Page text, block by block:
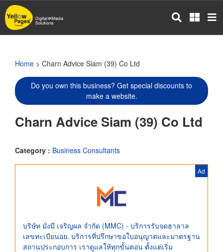
Skip
to
main
Home > Charn Advice Siam (39) Co Ltd
Do you own this business? Get special discounts to
make a website.
Charn Advice Siam (39) Co Ltd
Category : Business Consultants
Ad
บริษัท มั่งมี เจริญผล จำกัด (MMC) - บริการรับจดฮาลาล
เลขทะเบียนอย. บริการที่ปรึกษาขอใบอนุญาตและมาตรฐาน
สถานประกอบการ เราดูแลให้ทุกขั้นตอน ตั้งแต่เริ่ม